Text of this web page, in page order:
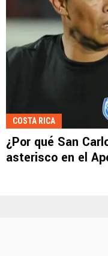
COSTA RICA
¿Por qué San
asterisco en el